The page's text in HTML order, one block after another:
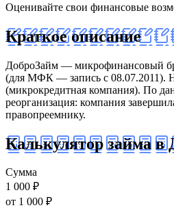
Оценивайте свои финансовые
Краткое описание
ДоброЗайм — микрофинансовый
(для МФК — запись с 08.07.2011).
(микрокредитная компания). По
реорганизация: компания
правопреемнику.
Калькулятор займа в
Сумма
1 000 ₽
от 1 000 ₽